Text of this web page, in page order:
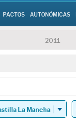
PACTOS AUTONÓMICAS
2011